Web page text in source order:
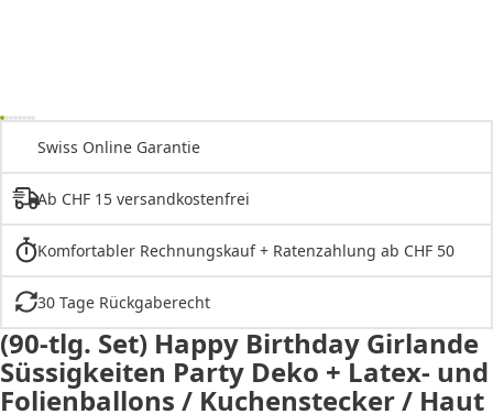
Swiss Online Garantie
Ab CHF 15 versandkostenfrei
Komfortabler Rechnungskauf + Ratenzahlung ab CHF 50
30 Tage Rückgaberecht
(90-tlg. Set) Happy Birthday Girlande
Süssigkeiten Party Deko + Latex- und
Folienballons / Kuchenstecker / Haut